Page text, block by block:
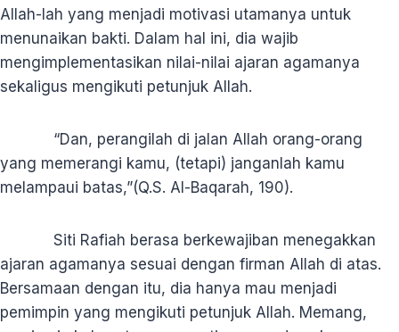
Allah-lah yang menjadi motivasi utamanya untuk
menunaikan bakti. Dalam hal ini, dia wajib
mengimplementasikan nilai-nilai ajaran agamanya
sekaligus mengikuti petunjuk Allah.
“Dan, perangilah di jalan Allah orang-orang
yang memerangi kamu, (tetapi) janganlah kamu
melampaui batas,”(Q.S. Al-Baqarah, 190).
Siti Rafiah berasa berkewajiban menegakkan
ajaran agamanya sesuai dengan firman Allah di atas.
Bersamaan dengan itu, dia hanya mau menjadi
pemimpin yang mengikuti petunjuk Allah. Memang,